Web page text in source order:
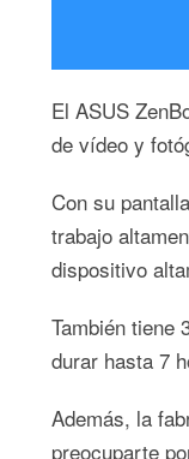
El ASUS
de vídeo y
Con su
trabajo
dispositivo
También tiene
durar hasta 7
Además, la
preocuparte